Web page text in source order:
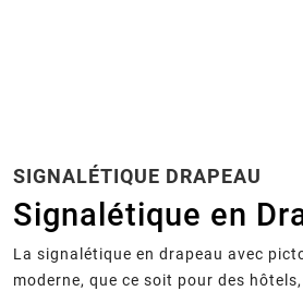
SIGNALÉTIQUE DRAPEAU
Signalétique en
La signalétique en drapeau avec
moderne, que ce soit pour des